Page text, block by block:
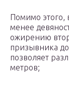
Помимо этого,
менее
ожирению
призывника
позволяет
метров;